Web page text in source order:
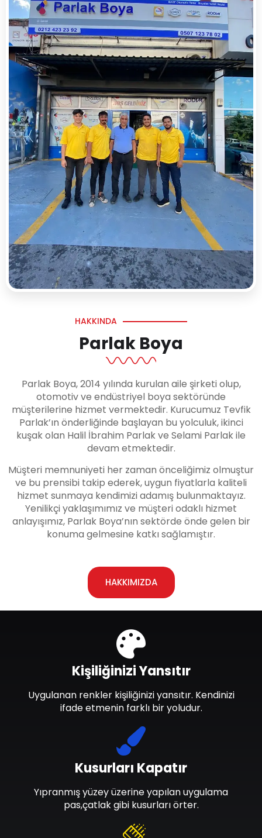
HAKKINDA
Parlak Boya
Parlak Boya, 2014 yılında kurulan aile şirketi olup,
otomotiv ve endüstriyel boya sektöründe
müşterilerine hizmet vermektedir. Kurucumuz Tevfik
Parlak’ın önderliğinde başlayan bu yolculuk, ikinci
kuşak olan Halil İbrahim Parlak ve Selami Parlak ile
devam etmektedir.
Müşteri memnuniyeti her zaman önceliğimiz olmuştur
ve bu prensibi takip ederek, uygun fiyatlarla kaliteli
hizmet sunmaya kendimizi adamış bulunmaktayız.
Yenilikçi yaklaşımımız ve müşteri odaklı hizmet
anlayışımız, Parlak Boya’nın sektörde önde gelen bir
konuma gelmesine katkı sağlamıştır.
HAKKIMIZDA
Kusurları Kapatır
Yıpranmış yüzey üzerine yapılan uygulama
pas,çatlak gibi kusurları örter.
Kişiliğinizi Yansıtır
Uygulanan renkler kişiliğinizi yansıtır. Kendinizi
ifade etmenin farklı bir yoludur.